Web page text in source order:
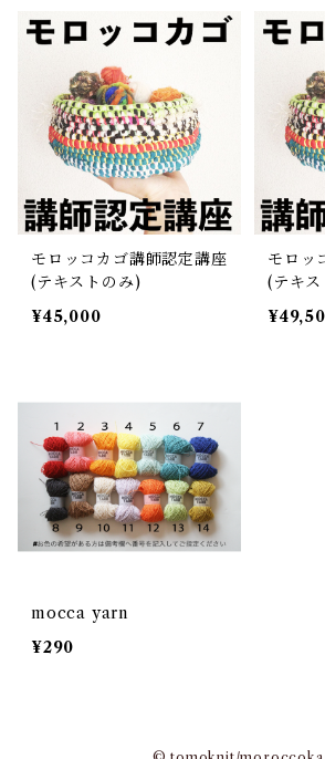
モロッコカゴ講師認定講座
(テキストのみ)
¥45,000
モロッ
(テキス
ト)
mocca yarn
¥290